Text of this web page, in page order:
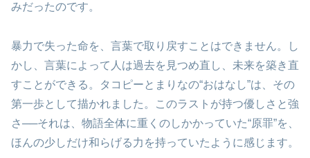
みだったのです。
暴力で失った命を、言葉で取り戻すことはできません。し
かし、言葉によって人は過去を見つめ直し、未来を築き直
すことができる。タコピーとまりなの“おはなし”は、その
第一歩として描かれました。このラストが持つ優しさと強
さ──それは、物語全体に重くのしかかっていた“原罪”を、
ほんの少しだけ和らげる力を持っていたように感じます。